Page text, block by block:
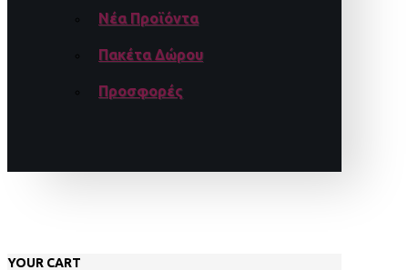
Νέα Προϊόντα
Πακέτα Δώρου
Προσφορές
YOUR CART